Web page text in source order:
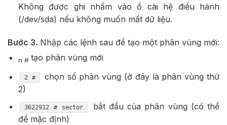
Không được ghi nhầm vào ổ cài hệ điều hành
(/dev/sda) nếu không muốn mất dữ liệu.
Bước 3. Nhập các lệnh sau để tạo một phân vùng mới:
n #tạo phân vùng mới
2 #
chọn số phân vùng (ở đây là phân vùng thứ
2)
3622912 # sector
bắt đầu của phân vùng (có thể
để mặc định)